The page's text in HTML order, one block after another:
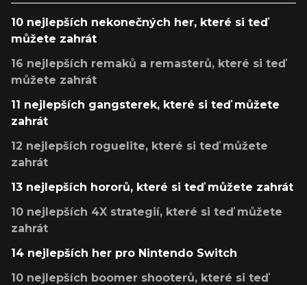
10 nejlepších nekonečných her, které si teď
můžete zahrát
16 nejlepších remaků a remasterů, které si teď
můžete zahrát
11 nejlepších gangsterek, které si teď můžete
zahrát
12 nejlepších roguelite, které si teď můžete
zahrát
13 nejlepších hororů, které si teď můžete zahrát
10 nejlepších 4X strategií, které si teď můžete
zahrát
14 nejlepších her pro Nintendo Switch
10 nejlepších boomer shooterů, které si teď